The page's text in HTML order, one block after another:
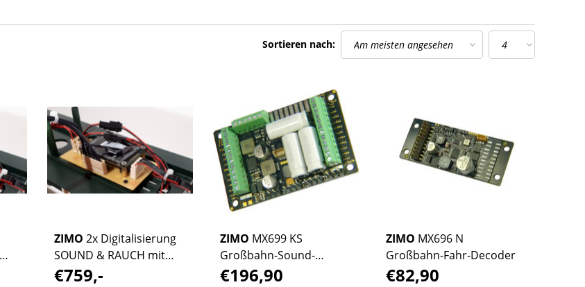
Sortieren nach:
ZIMO 2x Digitalisierung
SOUND & RAUCH mit
ZIMO komplett
€759,-
ZIMO MX699 KS
Großbahn-Sound-
Decoder
€196,90
ZIMO MX696 N
Großbahn-Fahr-Decoder
€82,90